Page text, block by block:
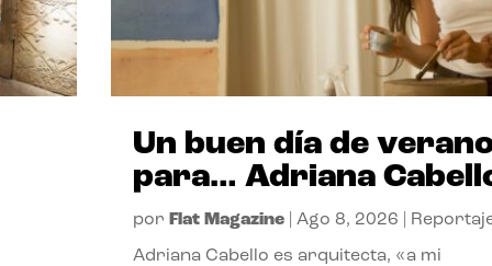
Un buen día de
para… Adriana
por Flat Magazine| Ago 8, 2026
Adriana Cabello es arquitecta, «a mi